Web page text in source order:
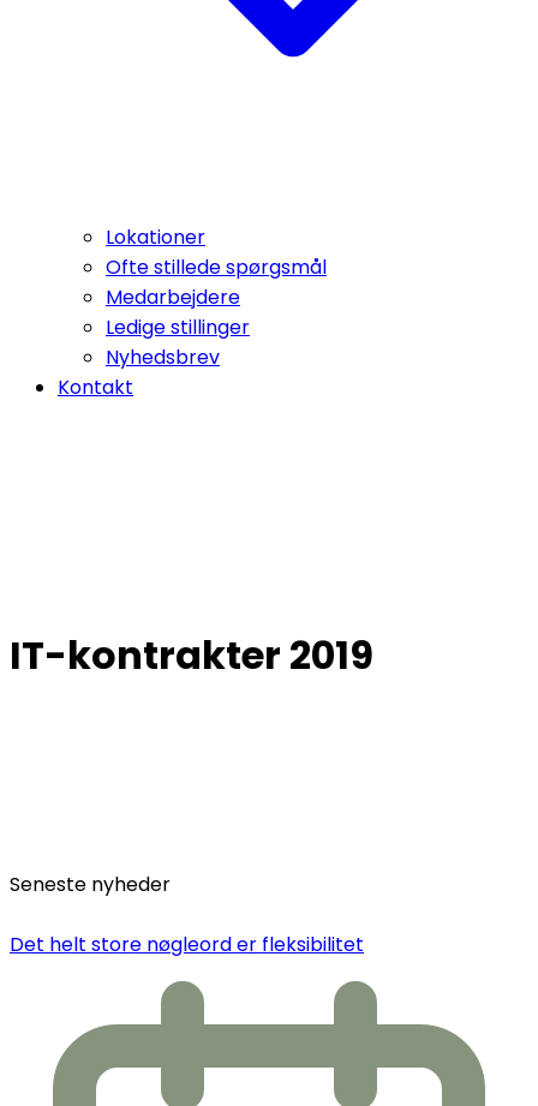
Lokationer
Ofte stillede spørgsmål
Medarbejdere
Ledige stillinger
Nyhedsbrev
Kontakt
IT-kontrakter 2019
Seneste nyheder
Det helt store nøgleord er fleksibilitet